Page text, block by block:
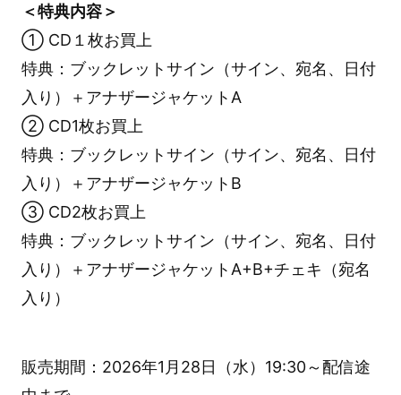
＜特典内容＞
① CD１枚お買上
特典：ブックレットサイン（サイン、宛名、日付
入り）＋アナザージャケットA
② CD1枚お買上
特典：ブックレットサイン（サイン、宛名、日付
入り）＋アナザージャケットB
③ CD2枚お買上
特典：ブックレットサイン（サイン、宛名、日付
入り）＋アナザージャケットA+B+チェキ（宛名
入り）
販売期間：2026年1月28日（水）19:30～配信途